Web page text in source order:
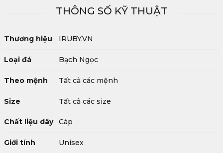
THÔNG SỐ KỸ THUẬT
Thương hiệu IRUBY.VN
Loại đá Bạch Ngọc
Theo mệnh Tất cả các mệnh
Size Tất cả các size
Chất liệu dây Cáp
Giới tính Unisex